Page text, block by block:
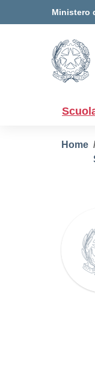
Ministero
della scuola
Home